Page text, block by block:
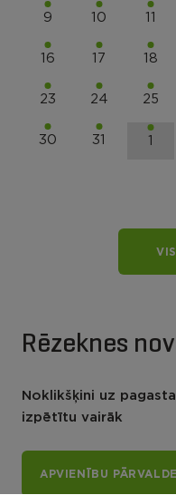
9 10 11
16 17 18
23 24 25
30 31 1
Rēzeknes
Noklikšķini uz
izpētītu vairāk
APVIENĪBU